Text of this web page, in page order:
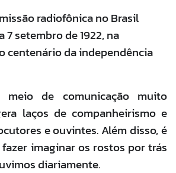
radiofônica no Brasil
setembro de 1922, na
centenário da independência
de comunicação muito
laços de companheirismo e
e ouvintes. Além disso, é
imaginar os rostos por trás
diariamente.